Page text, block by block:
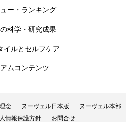
免疫 肌
冷え対策
ー・ランキング
科学・研究成果
イルとセルフケア
ムコンテンツ
念 ヌーヴェル日本版
ヌーヴェル本部
情報保護方針 お問合せ